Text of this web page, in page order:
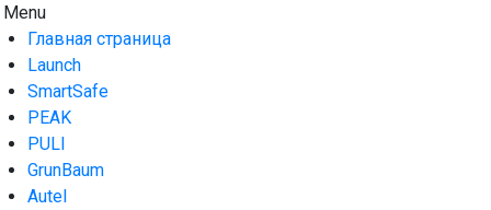
Skip
to
content
AUTO HOUSE
Технологии автосервиса — официальный дистрибьютор
Launch в Армении,Launch Armenia
Menu
Главная страница
Launch
SmartSafe
PEAK
PULI
GrunBaum
Autel